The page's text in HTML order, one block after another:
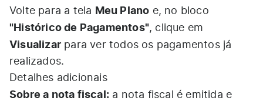
Volte para a tela Meu Plano e, no bloco
"Histórico de Pagamentos", clique em
Visualizar para ver todos os pagamentos já
realizados.
Detalhes adicionais
Sobre a nota fiscal: a nota fiscal é emitida e